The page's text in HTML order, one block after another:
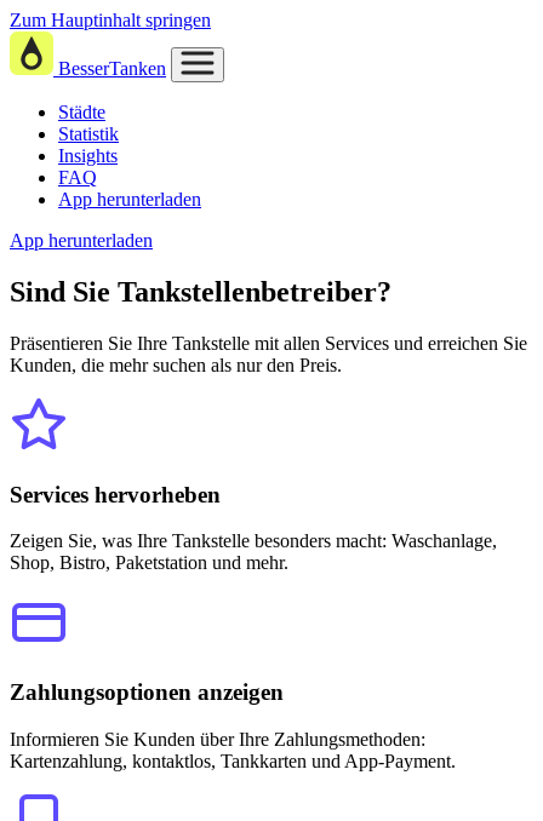
Zum Hauptinhalt springen
BesserTanken
Städte
Statistik
Insights
FAQ
App herunterladen
App herunterladen
Sind Sie Tankstellenbetreiber?
Präsentieren Sie Ihre Tankstelle mit allen Services und erreichen Sie
Kunden, die mehr suchen als nur den Preis.
Services hervorheben
Zeigen Sie, was Ihre Tankstelle besonders macht: Waschanlage,
Shop, Bistro, Paketstation und mehr.
Zahlungsoptionen anzeigen
Informieren Sie Kunden über Ihre Zahlungsmethoden:
Kartenzahlung, kontaktlos, Tankkarten und App-Payment.